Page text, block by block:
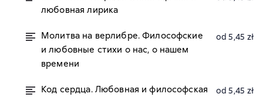
любовная лирика
Молитва на верлибре. Философские
и любовные стихи о нас, о нашем
времени
od 5,45 zł
Код сердца. Любовная и философская
od 5,45 zł